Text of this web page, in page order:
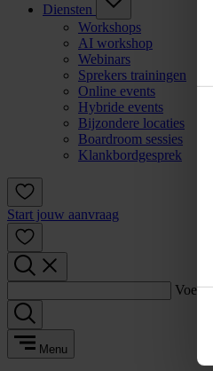
Diensten
Workshops
AI workshop
Webinars
Sprekers trainingen
Online events
Hybride events
Bijzondere locaties
Boardroom sessies
Klankbordgesprek
Start jouw aanvraag
Voer
Menu